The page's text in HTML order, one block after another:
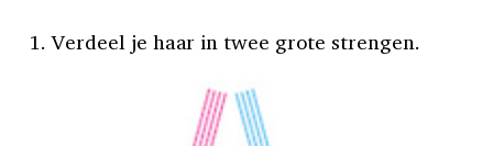
Verdeel je haar in twee grote strengen.